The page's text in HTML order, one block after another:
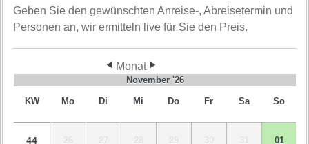
Geben Sie den gewünschten Anreise-, Abreisetermin und
Personen an, wir ermitteln live für Sie den Preis.
Monat
November '26
KW Mo Di Mi Do Fr Sa So
44 26 27 28 29 30 31 01